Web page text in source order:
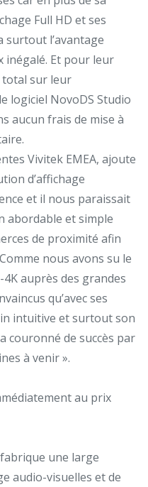
Full HD et ses
surtout l’avantage
Et pour leur
total sur leur
logiciel NovoDS Studio
aucun frais de mise à
Vivitek EMEA, ajoute
d’affichage
et il nous paraissait
abordable et simple
de proximité afin
nous avons su le
auprès des grandes
qu’avec ses
intuitive et surtout son
couronné de succès par
à venir ».
au prix
une large
audio-visuelles et de